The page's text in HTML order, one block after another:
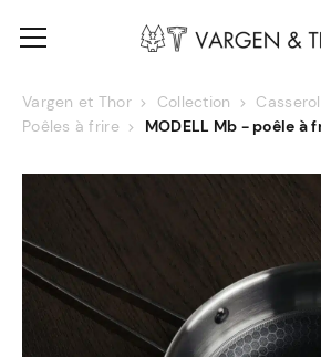
Vargen et Thor Collection
Poêles à frire
MODELL Mb - poêle à